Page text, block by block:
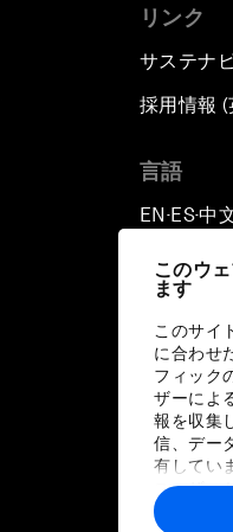
このウ
ます
このサイ
に合わせ
フィック
ザーによ
報を収集
信、デー
有してい
ユーザー
報や各パ
リンク
サステナ
採用情報
言語
EN ▪ ES▪中